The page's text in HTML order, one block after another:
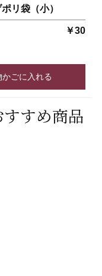
リ袋（小）
￥30
かごに入れる
すめ商品